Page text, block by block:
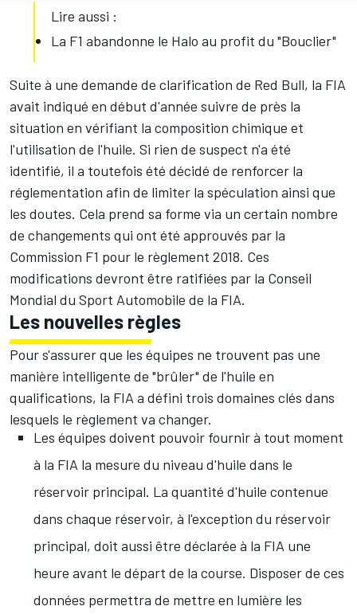
Lire aussi :
La F1 abandonne le Halo au profit du "Bouclier"
Suite à une demande de clarification de Red Bull, la FIA
avait indiqué en début d'année suivre de près la
situation en vérifiant la composition chimique et
l'utilisation de l'huile. Si rien de suspect n'a été
identifié, il a toutefois été décidé de renforcer la
réglementation afin de limiter la spéculation ainsi que
les doutes. Cela prend sa forme via un certain nombre
de changements qui ont été approuvés par la
Commission F1 pour le règlement 2018. Ces
modifications devront être ratifiées par la Conseil
Mondial du Sport Automobile de la FIA.
Les nouvelles règles
Pour s'assurer que les équipes ne trouvent pas une
manière intelligente de "brûler" de l'huile en
qualifications, la FIA a défini trois domaines clés dans
lesquels le règlement va changer.
Les équipes doivent pouvoir fournir à tout moment
à la FIA la mesure du niveau d'huile dans le
réservoir principal. La quantité d'huile contenue
dans chaque réservoir, à l'exception du réservoir
principal, doit aussi être déclarée à la FIA une
heure avant le départ de la course. Disposer de ces
données permettra de mettre en lumière les